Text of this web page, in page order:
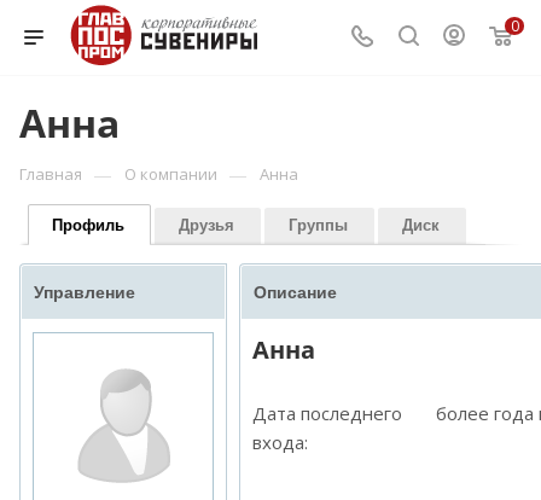
0
Анна
Главная — О компании — Анна
Профиль Друзья Группы Диск
Управление Описание
Анна
Дата последнего
входа:
более года